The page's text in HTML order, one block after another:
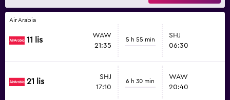
Air Arabia
11 lis
WAW
21:35
5 h 55 min
SHJ
06:30
21 lis
SHJ
17:10
6 h 30 min
WAW
20:40